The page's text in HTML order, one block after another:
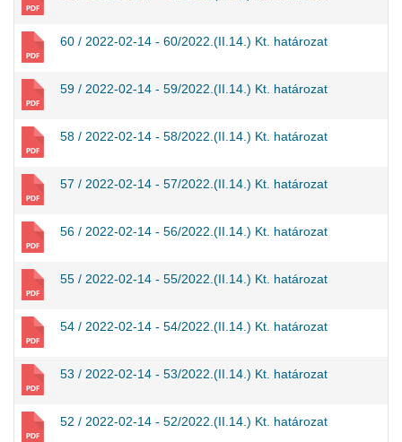
60 / 2022-02-14 - 60/2022.(II.14.) Kt. határozat
59 / 2022-02-14 - 59/2022.(II.14.) Kt. határozat
58 / 2022-02-14 - 58/2022.(II.14.) Kt. határozat
57 / 2022-02-14 - 57/2022.(II.14.) Kt. határozat
56 / 2022-02-14 - 56/2022.(II.14.) Kt. határozat
55 / 2022-02-14 - 55/2022.(II.14.) Kt. határozat
54 / 2022-02-14 - 54/2022.(II.14.) Kt. határozat
53 / 2022-02-14 - 53/2022.(II.14.) Kt. határozat
52 / 2022-02-14 - 52/2022.(II.14.) Kt. határozat